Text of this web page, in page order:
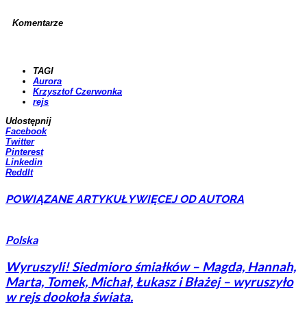
Komentarze
TAGI
Aurora
Krzysztof Czerwonka
rejs
Udostępnij
Facebook
Twitter
Pinterest
Linkedin
ReddIt
POWIĄZANE ARTYKUŁYWIĘCEJ OD AUTORA
Polska
Wyruszyli! Siedmioro śmiałków – Magda, Hannah,
Marta, Tomek, Michał, Łukasz i Błażej – wyruszyło
w rejs dookoła świata.